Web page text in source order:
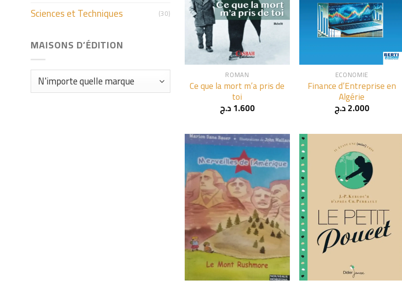
Sciences et Techniques (30)
MAISONS D’ÉDITION
ROMAN
Ce que la mort m’a pris de
toi
1.600د.ج
ECONOMIE
Finance d’Entreprise en
Algérie
2.000د.ج